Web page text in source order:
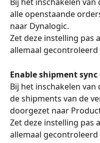
alle openstaande
naar Dynalogic.
Zet deze instelling pas
allemaal
Enable shipment sync
Bij het inschakelen
de shipments van de
doorgezet naar
Zet deze instelling pas
allemaal